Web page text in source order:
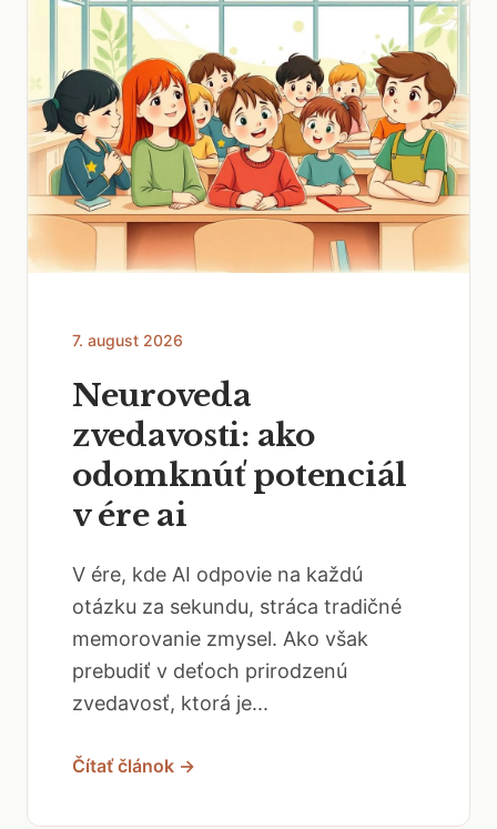
7. august 2026
Neuroveda
zvedavosti: ako
odomknúť potenciál
v ére ai
V ére, kde AI odpovie na každú
otázku za sekundu, stráca tradičné
memorovanie zmysel. Ako však
prebudiť v deťoch prirodzenú
zvedavosť, ktorá je...
Čítať článok →